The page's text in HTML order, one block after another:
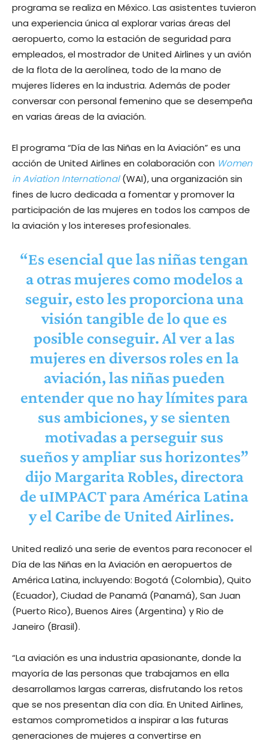
programa se realiza en México. Las asistentes tuvieron
una experiencia única al explorar varias áreas del
aeropuerto, como la estación de seguridad para
empleados, el mostrador de United Airlines y un avión
de la flota de la aerolínea, todo de la mano de
mujeres líderes en la industria. Además de poder
conversar con personal femenino que se desempeña
en varias áreas de la aviación.
El programa “Día de las Niñas en la Aviación” es una
acción de United Airlines en colaboración con Women
in Aviation International(WAI), una organización sin
fines de lucro dedicada a fomentar y promover la
participación de las mujeres en todos los campos de
la aviación y los intereses profesionales.
“Es esencial que las niñas tengan
a otras mujeres como modelos a
seguir, esto les proporciona una
visión tangible de lo que es
posible conseguir. Al ver a las
mujeres en diversos roles en la
aviación, las niñas pueden
entender que no hay límites para
sus ambiciones, y se sienten
motivadas a perseguir sus
sueños y ampliar sus horizontes”
dijo Margarita Robles, directora
de uIMPACT para América Latina
y el Caribe de United Airlines.
United realizó una serie de eventos para reconocer el
Día de las Niñas en la Aviación en aeropuertos de
América Latina, incluyendo: Bogotá (Colombia), Quito
(Ecuador), Ciudad de Panamá (Panamá), San Juan
(Puerto Rico), Buenos Aires (Argentina) y Rio de
Janeiro (Brasil).
“La aviación es una industria apasionante, donde la
mayoría de las personas que trabajamos en ella
desarrollamos largas carreras, disfrutando los retos
que se nos presentan día con día. En United Airlines,
estamos comprometidos a inspirar a las futuras
generaciones de mujeres a convertirse en